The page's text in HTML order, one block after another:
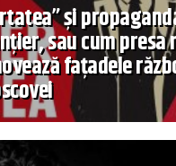
și
sau cum presa
fațadele